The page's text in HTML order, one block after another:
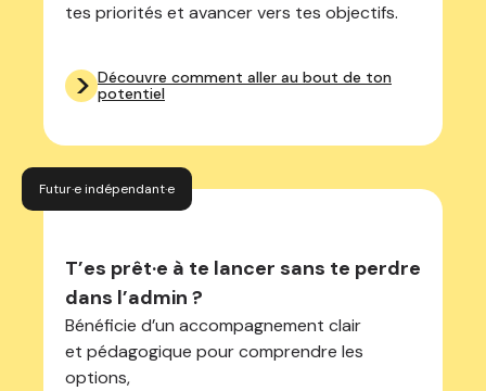
tes priorités et avancer vers tes objectifs.
> Découvre comment aller au bout de ton
potentiel
Futur·e indépendant·e
T’es prêt·e à te lancer sans te perdre
dans l’admin ?
Bénéficie d’un accompagnement clair
et pédagogique pour comprendre les
options,